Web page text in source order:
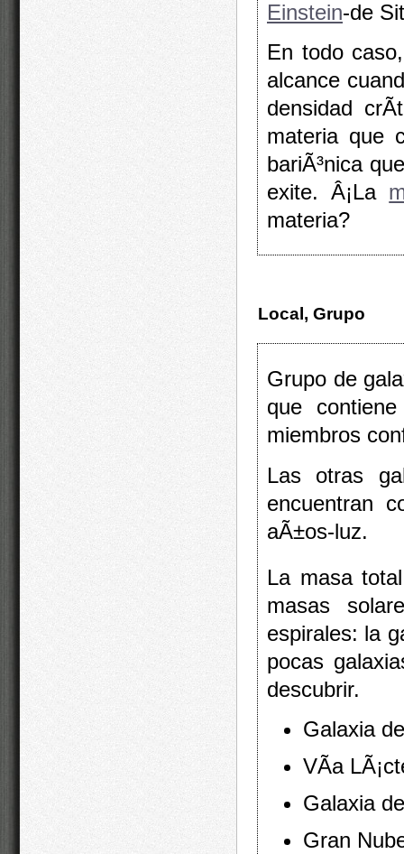
Einstein-de
En todo
alcance
densidad
materia que
bariÃ³nica
exite. Â¡La
materia?
Local, Grupo
Grupo de
que
miembros
Las otras
encuentran
aÃ±os-luz.
La masa
masas
espirales: la
pocas
descubrir.
Galaxia
VÃ­a
Galaxia
Gran